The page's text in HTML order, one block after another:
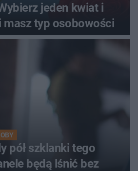
jeden kwiat i
masz typ osobowości
pół szklanki tego
będą lśnić bez